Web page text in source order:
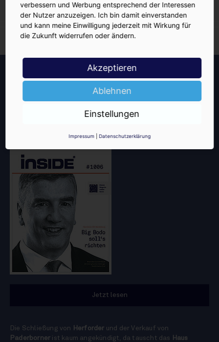
Showdown Zuckersteuer,
dicker Qualm aus
Warstein, Mission
Impossible bei Oettinger
Jetzt lesen
Die Schließung von Herforder und der Verkauf von
Paderborner ist kaum angekündigt, da tauscht das
Haus
verbessern und Werbung entsprechend der Interessen
der Nutzer anzuzeigen. Ich bin damit einverstanden
und kann meine Einwilligung jederzeit mit Wirkung für
die Zukunft widerrufen oder ändern.
Akzeptieren
Ablehnen
Einstellungen
Impressum Datenschutzerklärung